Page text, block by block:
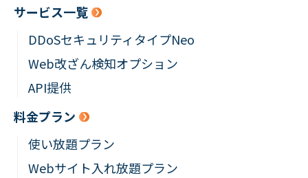
サービス一覧
DDoSセキュリティタイプNeo
Web改ざん検知オプション
API提供
料金プラン
使い放題プラン
Webサイト入れ放題プラン